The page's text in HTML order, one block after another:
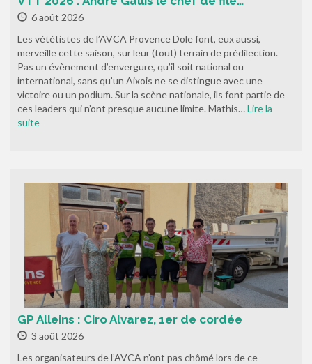
6 août 2026
Les vététistes de l’AVCA Provence Dole font, eux aussi,
merveille cette saison, sur leur (tout) terrain de prédilection.
Pas un évènement d’envergure, qu’il soit national ou
international, sans qu’un Aixois ne se distingue avec une
victoire ou un podium. Sur la scène nationale, ils font partie de
ces leaders qui n’ont presque aucune limite. Mathis…Lire la
suite
GP Alleins : Ciro Alvarez, 1er de cordée
3 août 2026
Les organisateurs de l’AVCA n’ont pas chômé lors de ce